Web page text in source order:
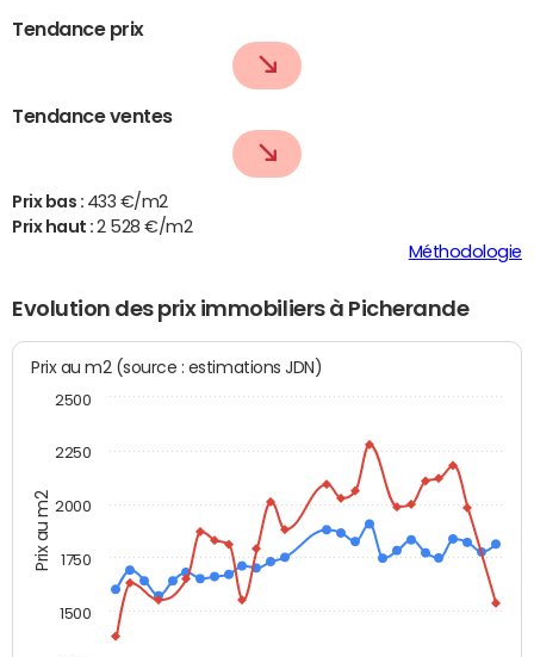
Tendance prix
Tendance ventes
Prix bas : 433 €/m2
Prix haut :2 528 €/m2
Méthodologie
Evolution des prix immobiliers à Picherande
Prix au m2
Prix au m2 (source : estimations JDN)
1500
1750
2000
2250
2500